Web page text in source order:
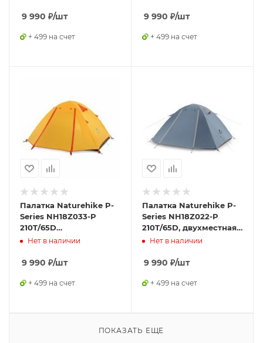
9 990 ₽/шт
+ 499 на счет
9 990 ₽/шт
+ 499 на счет
Палатка Naturehike P-
Series NH18Z033-P
210T/65D
оранжевая,6927595729656
Нет в наличии
9 990 ₽/шт
+ 499 на счет
Палатка Naturehike P-
Series NH18Z022-P
210T/65D, двухместная,
серо-голубая,
Нет в наличии
9 990 ₽/шт
+ 499 на счет
ПОКАЗАТЬ ЕЩЕ